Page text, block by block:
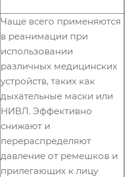
Чаще всего применяются
в реанимации при
использовании
различных медицинских
устройств, таких как
дыхательные маски или
НИВЛ. Эффективно
снижают и
перераспределяют
давление от ремешков и
прилегающих к лицу